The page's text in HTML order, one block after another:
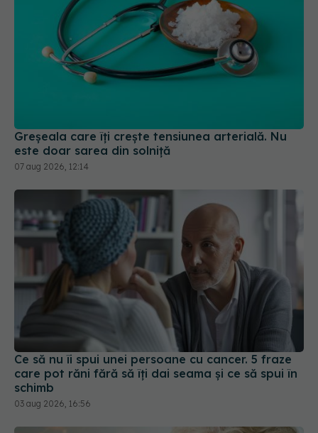
Greșeala care îți crește tensiunea arterială. Nu
Ce să nu îi spui unei persoane cu cancer. 5 fraze
care pot răni fără să îți dai seama și ce să spui în
schimb
03 aug 2026, 16:56